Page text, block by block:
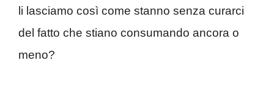
li lasciamo così come stanno senza curarci
del fatto che stiano consumando ancora o
meno?